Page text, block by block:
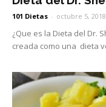
101 Dietas - octubre 5, 2018
¿Que es la Dieta del Dr.
creada como una dieta